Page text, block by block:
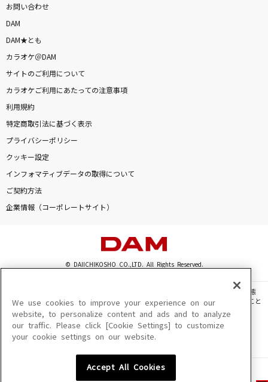
お問い合わせ
DAM
DAM★とも
カラオケ＠DAM
サイトのご利用について
カラオケご利用にあたっての注意事項
利用規約
特定商取引法に基づく表示
プライバシーポリシー
クッキー設定
インフォマティブデータの取得について
ご契約方法
企業情報（コーポレートサイト）
© DAIICHIKOSHO CO.,LTD. All Rights Reserved.
このサイトに掲載されている一切の文章・画像・写真・動画・音声等を、手段や形態
を問わず、著作権法の定める範囲を超えて無断で複製、転載、ファイル化などすること
を禁じます。
楽曲及びコンテンツは、機種によりご利用いただけない場合があります。
楽曲及びコンテンツの配信日、配信内容が変更になる場合があります。
We use cookies to improve your experience on our
website, to personalize content and ads and to analyze
our traffic. Please click [Cookie Settings] to customize
your cookie settings on our website.
Accept All Cookies